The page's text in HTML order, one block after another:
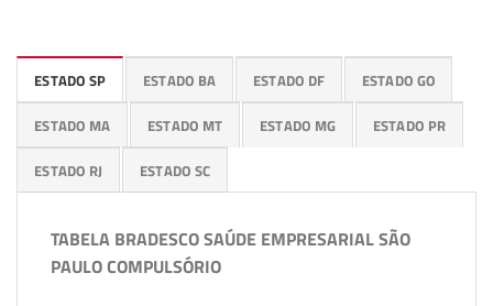
ESTADO SP ESTADO BA ESTADO DF ESTADO GO
ESTADO MA ESTADO MT ESTADO MG ESTADO PR
ESTADO RJ ESTADO SC
TABELA BRADESCO SAÚDE EMPRESARIAL SÃO
PAULO COMPULSÓRIO